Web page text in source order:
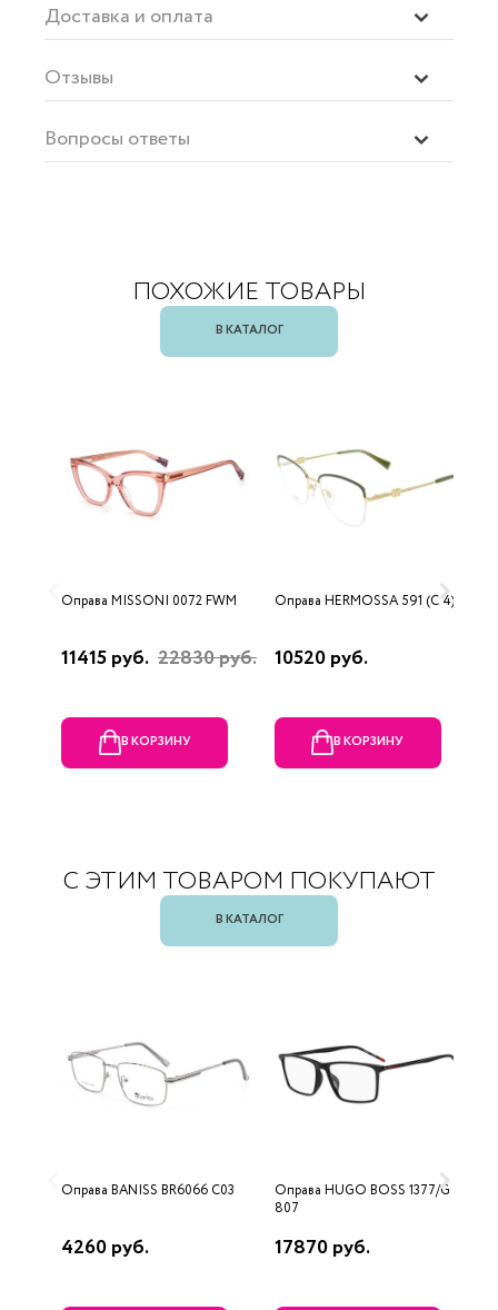
Доставка и оплата
Отзывы
Вопросы ответы
ПОХОЖИЕ ТОВАРЫ
В КАТАЛОГ
Оправа MISSONI 0072 FWM
11415 руб. 22830 руб.
В КОРЗИНУ
Оправа HERMOSSA 591 (C 4)
10520 руб.
В КОРЗИНУ
С ЭТИМ ТОВАРОМ ПОКУПАЮТ
В КАТАЛОГ
Оправа BANISS BR6066 C03
4260 руб.
Оправа HUGO BOSS 1377/G
807
17870 руб.